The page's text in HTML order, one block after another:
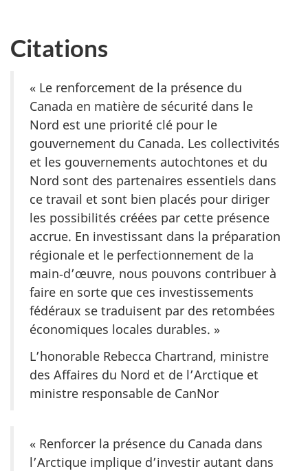
Citations
« Le renforcement de la présence du
Canada en matière de sécurité dans le
Nord est une priorité clé pour le
gouvernement du Canada. Les collectivités
et les gouvernements autochtones et du
Nord sont des partenaires essentiels dans
ce travail et sont bien placés pour diriger
les possibilités créées par cette présence
accrue. En investissant dans la préparation
régionale et le perfectionnement de la
main‑d’œuvre, nous pouvons contribuer à
faire en sorte que ces investissements
fédéraux se traduisent par des retombées
économiques locales durables. »
L’honorable Rebecca Chartrand, ministre
des Affaires du Nord et de l’Arctique et
ministre responsable de CanNor
« Renforcer la présence du Canada dans
l’Arctique implique d’investir autant dans